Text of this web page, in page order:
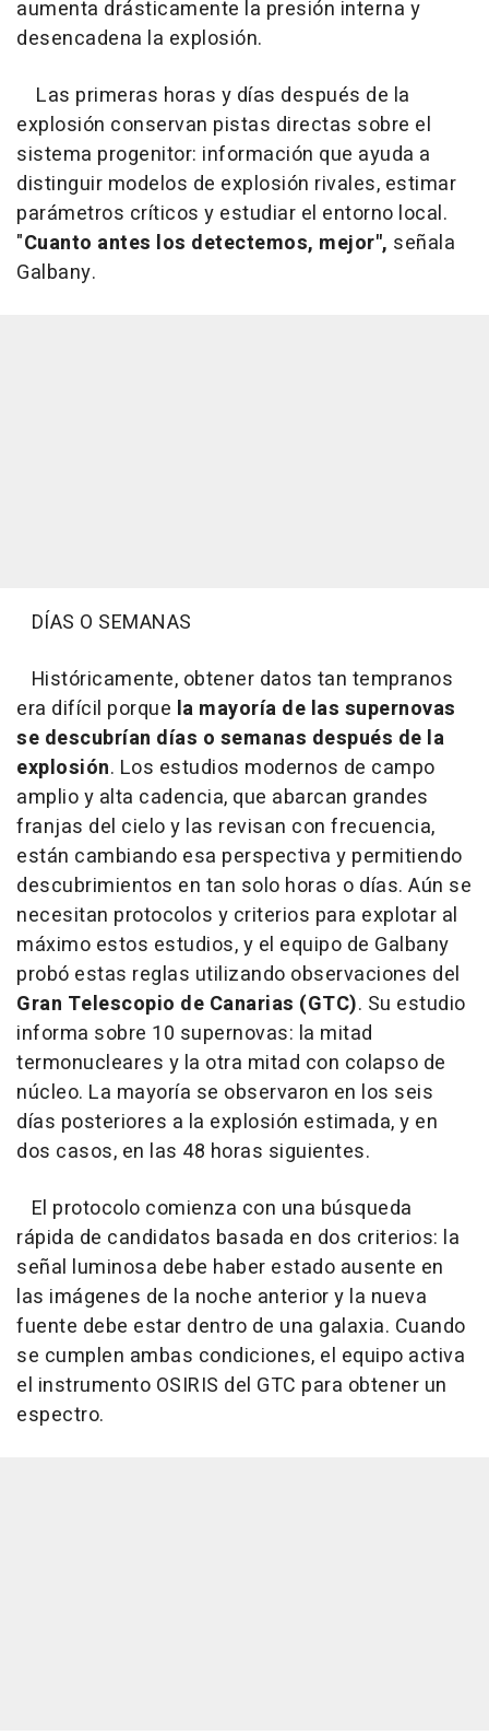
aumenta drásticamente la presión interna y
desencadena la explosión.
Las primeras horas y días después de la
explosión conservan pistas directas sobre el
sistema progenitor: información que ayuda a
distinguir modelos de explosión rivales, estimar
parámetros críticos y estudiar el entorno local.
"Cuanto antes los detectemos, mejor", señala
Galbany.
DÍAS O SEMANAS
Históricamente, obtener datos tan tempranos
era difícil porque la mayoría de las supernovas
se descubrían días o semanas después de la
explosión. Los estudios modernos de campo
amplio y alta cadencia, que abarcan grandes
franjas del cielo y las revisan con frecuencia,
están cambiando esa perspectiva y permitiendo
descubrimientos en tan solo horas o días. Aún se
necesitan protocolos y criterios para explotar al
máximo estos estudios, y el equipo de Galbany
probó estas reglas utilizando observaciones del
Gran Telescopio de Canarias (GTC). Su estudio
informa sobre 10 supernovas: la mitad
termonucleares y la otra mitad con colapso de
núcleo. La mayoría se observaron en los seis
días posteriores a la explosión estimada, y en
dos casos, en las 48 horas siguientes.
El protocolo comienza con una búsqueda
rápida de candidatos basada en dos criterios: la
señal luminosa debe haber estado ausente en
las imágenes de la noche anterior y la nueva
fuente debe estar dentro de una galaxia. Cuando
se cumplen ambas condiciones, el equipo activa
el instrumento OSIRIS del GTC para obtener un
espectro.